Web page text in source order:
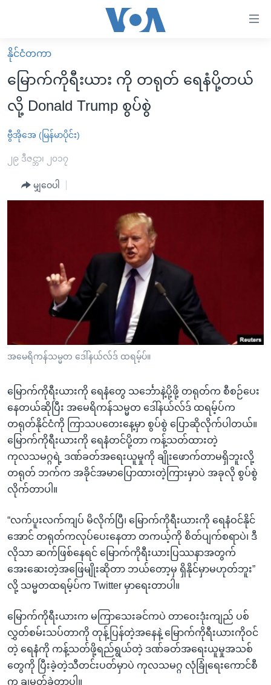
လွယ်ကူ
စေ
သည့်
Link
များ
ပင်မ
ကြည့်
ရှာဖွေ
ရန်
နေရာ
သို့
ကျော်
ရန်
မူလစာမျက်နှာ
မြန်မာ
ကမ္ဘာ့သတင်းများ
နိုင်ငံတကာ
အစ္စရေး-ပါလက်စတိုင်း
ဗွီဒီယို
အင်္ဂလိပ်စာလေ့လာမယ်
ရုပ်ရှင်ထဲက အင်္ဂလိပ်စာ
သုတပဒေသာ အင်္ဂလိပ်စာ
ရေဒီယိုနှင့်ရုပ်သံ အချက်အလက်များ
ရေဒီယို/တီဗွီအစီအစဉ်
Learning English
ဗွီအိုအေ လူမှုကွန်ယက်များ
ဘာသာစကားများ
နိုင်ငံတကာ
မြောက်ကိုရီးယား ကို တရုတ် ရေနံပို့တယ်
လို့ Donald Trump စွပ်စွဲ
ဗွီအိုအေ (မြန်မာပိုင်း)
၂၉ ဒီဇင္ဘာ၊ ၂၀၁၇
မျှဝေပါ
အမေရိကန်သမ္မတ ဒေါ်နယ်လ်ဒ် ထရမ့်ပ်။
မြောက်ကိုရီးယားကို ရေနံတွေ သင်္ဘောနဲ့ပို့ဖို့ တရုတ်က စီစဉ်ပေး
နေတယ်ဆိုပြီး အမေရိကန်သမ္မတ ဒေါ်နယ်လ်ဒ် ထရမ့်ပ်က
တရုတ်နိုင်ငံကို ကြာသပတေးနေ့မှာ စွပ်စွဲ ပြောဆိုလိုက်ပါတယ်။
မြောက်ကိုရီးယားကို ရေနံတင်ပို့တာ ကန့်သတ်ထားတဲ့
ကုလသမဂ္ဂရဲ့ ဒဏ်ခတ်အရေးယူမှုကို ချိုးဖောက်တာမရှိဘူးလို့
တရုတ် ဘက်က အခိုင်အမာပြောထားတဲ့ကြားမှာပဲ အခုလို စွပ်စွဲ
လိုက်တာပါ။
“လက်ပူးလက်ကျပ် မိလိုက်ပြီ၊ မြောက်ကိုရီးယားကို ရေနံဝင်နိုင်
အောင် တရုတ်ကလုပ်ပေးနေတာ တကယ့်ကို စိတ်ပျက်စရာပဲ၊ ဒီ
လိုသာ ဆက်ဖြစ်နေရင် မြောက်ကိုရီးယားပြဿနာအတွက်
အေးဆေးတဲ့အဖြေမျိုးဆိုတာ ဘယ်တော့မှ ရှိနိုင်မှာမဟုတ်ဘူး”
လို့ သမ္မတထရမ့်ပ်က Twitter မှာရေးတာပါ။
မြောက်ကိုရီးယားက မကြာသေးခင်ကပဲ တာဝေးဒုံးကျည် ပစ်
လွှတ်စမ်းသပ်တာကို တုန့်ပြန်တဲ့အနေနဲ့ မြောက်ကိုရီးယားကိုဝင်
တဲ့ ရေနံကို ကန့်သတ်ဖို့ရည်ရွယ်တဲ့ ဒဏ်ခတ်အရေးယူမှုအသစ်
တွေကို ပြီးခဲ့တဲ့သီတင်းပတ်မှာပဲ ကုလသမဂ္ဂ လုံခြုံရေးကောင်စီ
က ချမှတ်ခဲ့တာပါ။